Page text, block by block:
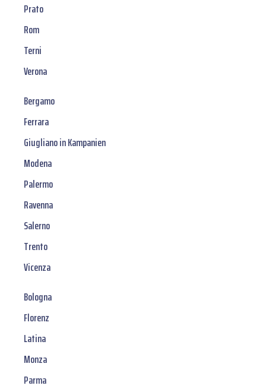
Prato
Rom
Terni
Verona
Bergamo
Ferrara
Giugliano in Kampanien
Modena
Palermo
Ravenna
Salerno
Trento
Vicenza
Bologna
Florenz
Latina
Monza
Parma